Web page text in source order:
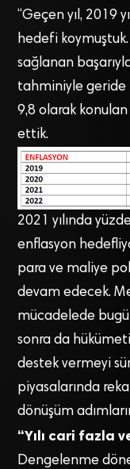
“Geçen yıl, 2019
hedefi
sağlanan
tahminiyle geride
9,8 olarak
ettik.
2021 yılında
enflasyon
para ve maliye
devam edecek.
mücadelede
sonra da
destek vermeyi
piyasalarında
dönüşüm
“Yılı cari fazla
Dengelenme